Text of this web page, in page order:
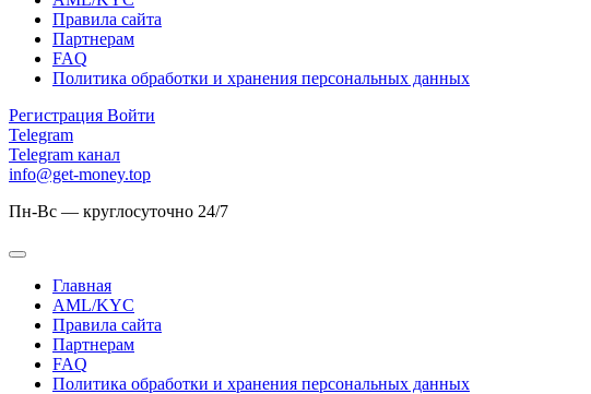
Правила сайта
Партнерам
FAQ
Политика обработки и хранения персональных данных
Регистрация Войти
Telegram
Telegram канал
info@get-money.top
Пн-Вс — круглосуточно 24/7
Главная
AML/KYC
Правила сайта
Партнерам
FAQ
Политика обработки и хранения персональных данных